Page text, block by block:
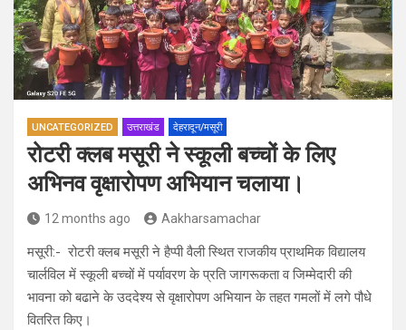
UNCATEGORIZED उत्तराखंड देहरादून/मसूरी
रोटरी क्लब मसूरी ने स्कूली बच्चों के लिए
अभिनव वृक्षारोपण अभियान चलाया।
12 months ago Aakharsamachar
मसूरी:- रोटरी क्लब मसूरी ने हैप्पी वैली स्थित राजकीय प्राथमिक विद्यालय
चार्लविल में स्कूली बच्चों में पर्यावरण के प्रति जागरूकता व जिम्मेदारी की
भावना को बढाने के उददेश्य से वृक्षारोपण अभियान के तहत गमलों में लगे पौधे
वितरित किए।